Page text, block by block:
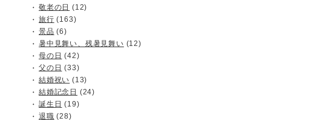
敬老の日 (12)
旅行 (163)
景品 (6)
暑中見舞い、残暑見舞い (12)
母の日 (42)
父の日 (33)
結婚祝い (13)
結婚記念日 (24)
誕生日 (19)
退職 (28)